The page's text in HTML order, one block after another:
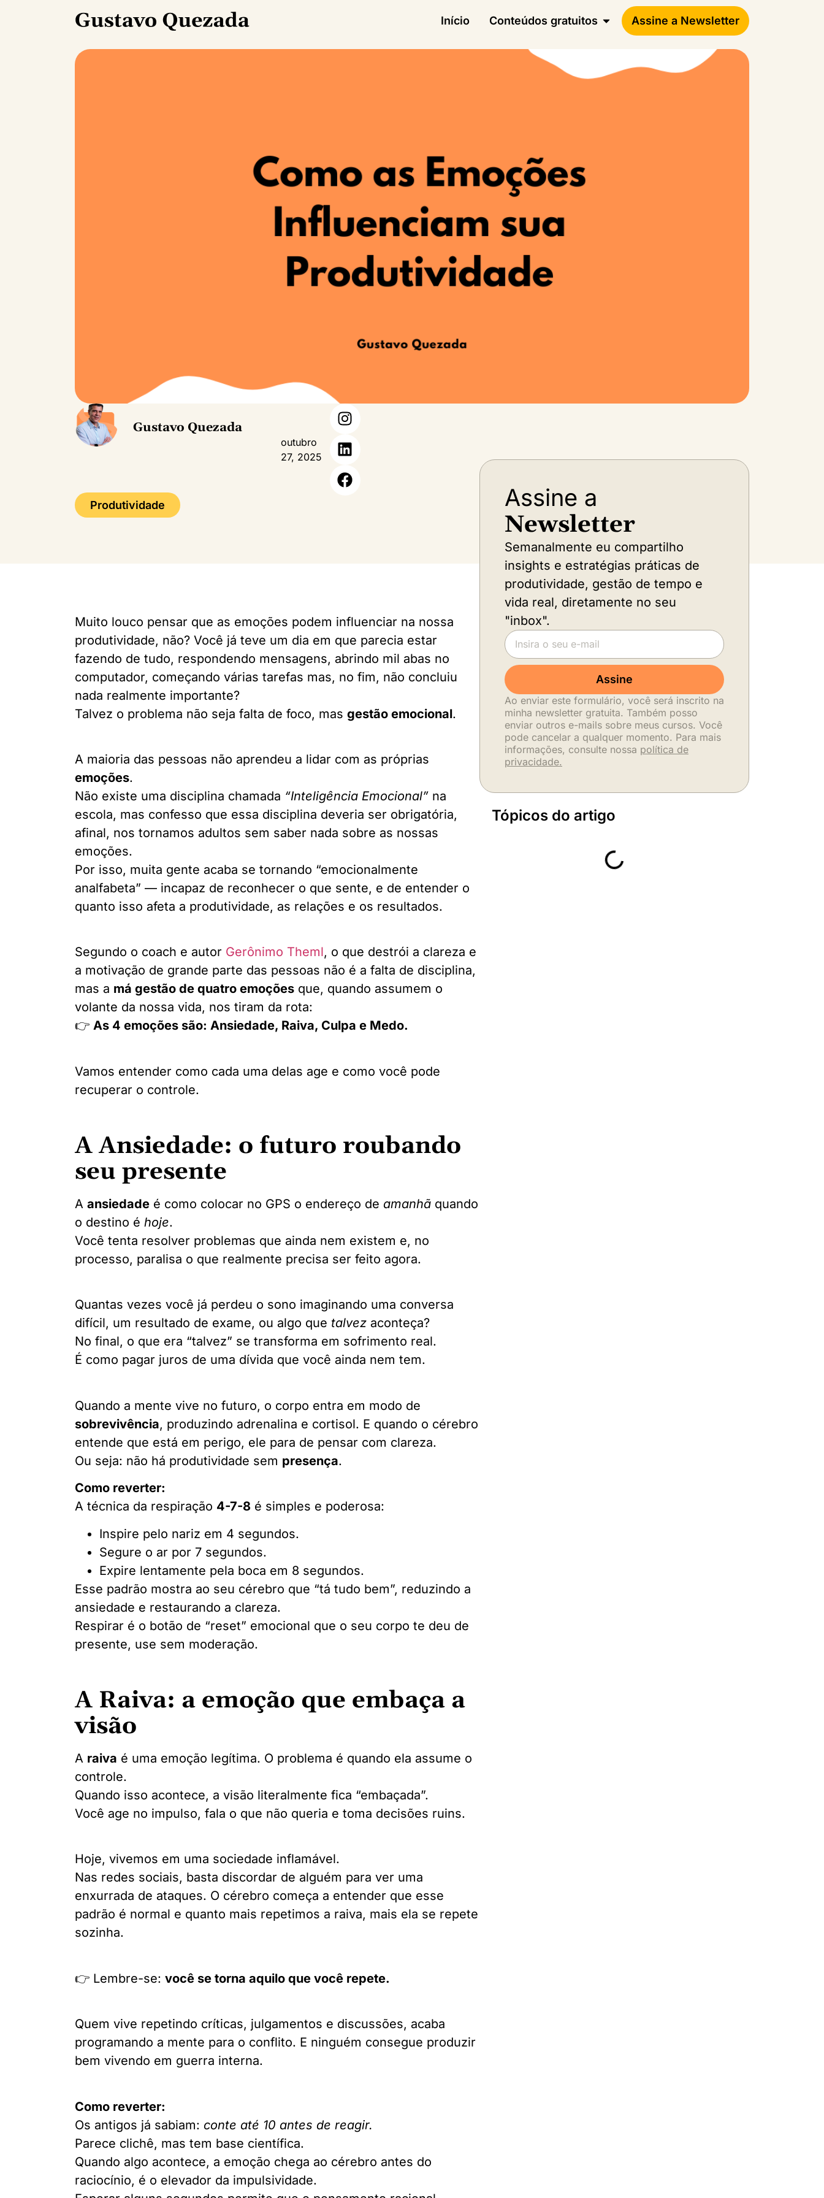
Início Conteúdos gratuitos Assine a Newsletter
Gustavo Quezada
outubro
27, 2025
Produtividade
Muito louco pensar que as emoções podem influenciar na nossa
produtividade, não? Você já teve um dia em que parecia estar
fazendo de tudo, respondendo mensagens, abrindo mil abas no
computador, começando várias tarefas mas, no fim, não concluiu
nada realmente importante?
Talvez o problema não seja falta de foco, mas gestão emocional.
A maioria das pessoas não aprendeu a lidar com as próprias
emoções.
Não existe uma disciplina chamada “Inteligência Emocional” na
escola, mas confesso que essa disciplina deveria ser obrigatória,
afinal, nos tornamos adultos sem saber nada sobre as nossas
emoções.
Por isso, muita gente acaba se tornando “emocionalmente
analfabeta” — incapaz de reconhecer o que sente, e de entender o
quanto isso afeta a produtividade, as relações e os resultados.
Segundo o coach e autor Gerônimo Theml, o que destrói a clareza e
a motivação de grande parte das pessoas não é a falta de disciplina,
mas a má gestão de quatro emoções que, quando assumem o
volante da nossa vida, nos tiram da rota:
👉 As 4 emoções são: Ansiedade, Raiva, Culpa e Medo.
Vamos entender como cada uma delas age e como você pode
recuperar o controle.
A Ansiedade: o futuro roubando
seu presente
A ansiedade é como colocar no GPS o endereço de amanhã quando
o destino é hoje.
Você tenta resolver problemas que ainda nem existem e, no
processo, paralisa o que realmente precisa ser feito agora.
Quantas vezes você já perdeu o sono imaginando uma conversa
difícil, um resultado de exame, ou algo que talvez aconteça?
No final, o que era “talvez” se transforma em sofrimento real.
É como pagar juros de uma dívida que você ainda nem tem.
Quando a mente vive no futuro, o corpo entra em modo de
sobrevivência, produzindo adrenalina e cortisol. E quando o cérebro
entende que está em perigo, ele para de pensar com clareza.
Ou seja: não há produtividade sem presença.
Como reverter:
A técnica da respiração 4-7-8 é simples e poderosa:
Inspire pelo nariz em 4 segundos.
Segure o ar por 7 segundos.
Expire lentamente pela boca em 8 segundos.
Esse padrão mostra ao seu cérebro que “tá tudo bem”, reduzindo a
ansiedade e restaurando a clareza.
Respirar é o botão de “reset” emocional que o seu corpo te deu de
presente, use sem moderação.
A Raiva: a emoção que embaça a
visão
A raiva é uma emoção legítima. O problema é quando ela assume o
controle.
Quando isso acontece, a visão literalmente fica “embaçada”.
Você age no impulso, fala o que não queria e toma decisões ruins.
Hoje, vivemos em uma sociedade inflamável.
Nas redes sociais, basta discordar de alguém para ver uma
enxurrada de ataques. O cérebro começa a entender que esse
padrão é normal e quanto mais repetimos a raiva, mais ela se repete
sozinha.
👉 Lembre-se: você se torna aquilo que você repete.
Quem vive repetindo críticas, julgamentos e discussões, acaba
programando a mente para o conflito. E ninguém consegue produzir
bem vivendo em guerra interna.
Como reverter:
Os antigos já sabiam: conte até 10 antes de reagir.
Parece clichê, mas tem base científica.
Quando algo acontece, a emoção chega ao cérebro antes do
raciocínio, é o elevador da impulsividade.
Assine a
Newsletter
Semanalmente eu compartilho
insights e estratégias práticas de
produtividade, gestão de tempo e
vida real, diretamente no seu
"inbox".
Assine
Ao enviar este formulário, você será inscrito na
minha newsletter gratuita. Também posso
enviar outros e-mails sobre meus cursos. Você
pode cancelar a qualquer momento. Para mais
informações, consulte nossa política de
privacidade.
Tópicos do artigo